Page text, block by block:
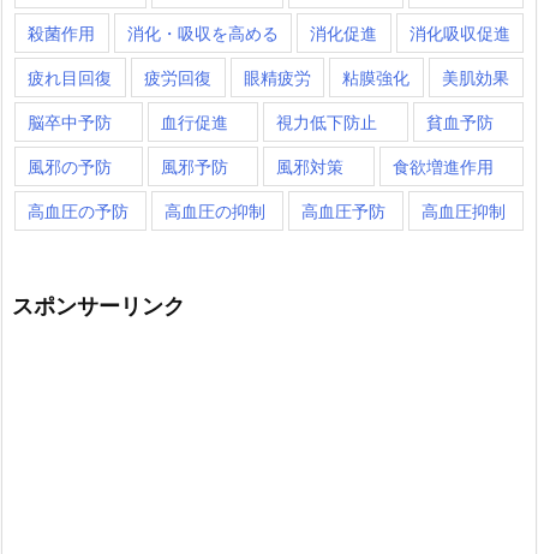
殺菌作用 消化・吸収を高める 消化促進 消化吸収促進
疲れ目回復 疲労回復 眼精疲労 粘膜強化 美肌効果
脳卒中予防 血行促進 視力低下防止 貧血予防
風邪の予防 風邪予防 風邪対策 食欲増進作用
高血圧の予防 高血圧の抑制 高血圧予防 高血圧抑制
スポンサーリンク